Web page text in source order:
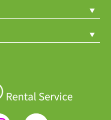
間）
積＆予約